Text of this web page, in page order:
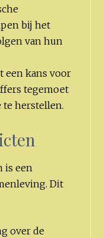
bij het
van hun
een kans voor
tegemoet
te herstellen.
is een
Dit
over de